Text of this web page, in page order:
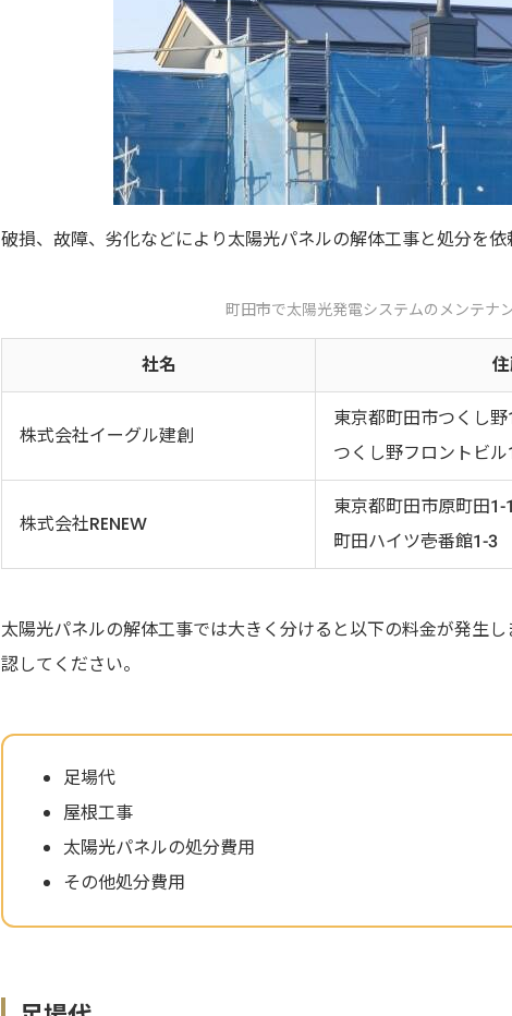
破損、故障、劣化などにより太陽光パネルの解体工事と処分を
町田市で太陽光発電システムのメンテナ
社名
株式会社イーグル建創
東京都町田市つくし
つくし野フロントビル
株式会社RENEW
東京都町田市原町田1-
町田ハイツ壱番館1-3
太陽光パネルの解体工事では大きく分けると以下の料金が発生
認してください。
足場代
屋根工事
太陽光パネルの処分費用
その他処分費用